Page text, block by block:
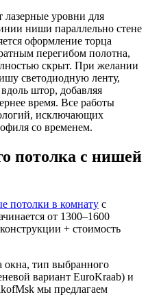
уровни для
ниши параллельно стене
оформление торца
перегибом полотна,
скрыт. При желании
светодиодную ленту,
вдоль штор, добавляя
время. Все работы
исключающих
со временем.
потолка с нишей
потолки в комнату с
от 1300–1600
+ стоимость
окна, тип выбранного
вариант EuroKraab) и
мы предлагаем